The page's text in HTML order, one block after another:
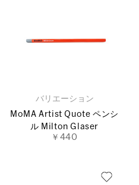
バリエーション
MoMA Artist Quote ペンシ
ル Milton Glaser
￥440